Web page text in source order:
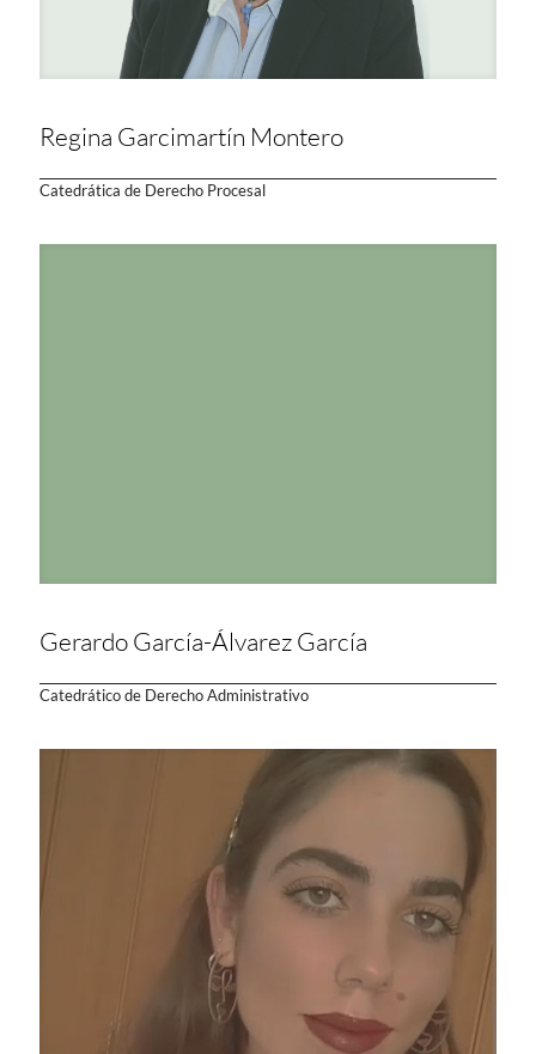
Regina Garcimartín Montero
Catedrática de Derecho Procesal
Gerardo García-Álvarez García
Catedrático de Derecho Administrativo